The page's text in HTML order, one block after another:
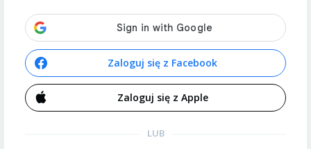
Zaloguj się z Facebook
Zaloguj się z Apple
LUB